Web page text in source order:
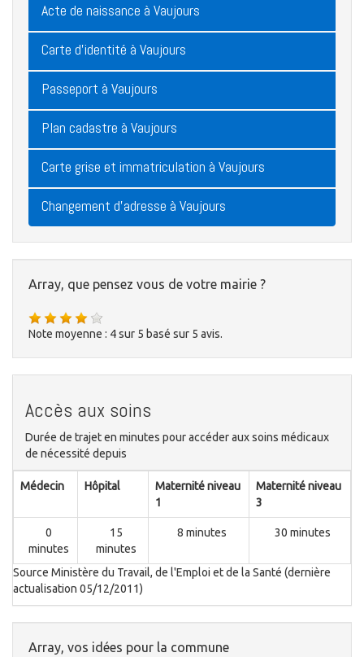
Acte de naissance à Vaujours
Carte d'identité à Vaujours
Passeport à Vaujours
Plan cadastre à Vaujours
Carte grise et immatriculation à Vaujours
Changement d'adresse à Vaujours
Array, que pensez vous de votre mairie ?
Note moyenne : 4sur 5 basé sur 5 avis.
Accès aux soins
Durée de trajet en minutes pour accéder aux soins médicaux
de nécessité depuis
Médecin Hôpital
Maternité niveau
1
Maternité niveau
3
0
minutes
15
minutes
8 minutes 30 minutes
Source Ministère du Travail, de l'Emploi et de la Santé (dernière
actualisation 05/12/2011)
Array, vos idées pour la commune